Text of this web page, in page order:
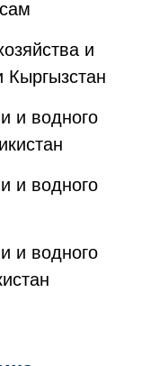
и
Кыргызстан
и водного
и водного
и водного